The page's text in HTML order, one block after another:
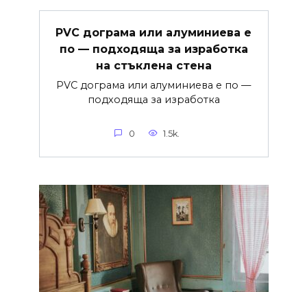
PVC дограма или алуминиева е
по — подходяща за изработка
на стъклена стена
PVC дограма или алуминиева е по —
подходяща за изработка
0 1.5k.